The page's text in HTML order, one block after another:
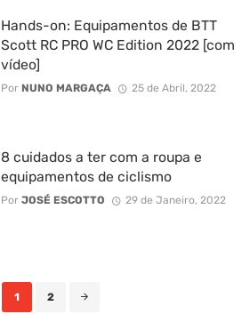
Hands-on: Equipamentos de BTT
Scott RC PRO WC Edition 2022 [com
vídeo]
Por NUNO MARGAÇA 25 de Abril, 2022
8 cuidados a ter com a roupa e
equipamentos de ciclismo
Por JOSÉ ESCOTTO 29 de Janeiro, 2022
1 2